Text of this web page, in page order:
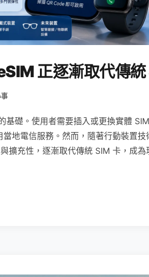
正逐漸取代傳
基礎。使用者需要插入或更換實體
地電信服務。然而，隨著行動裝置技
擴充性，逐漸取代傳統 SIM 卡，成為